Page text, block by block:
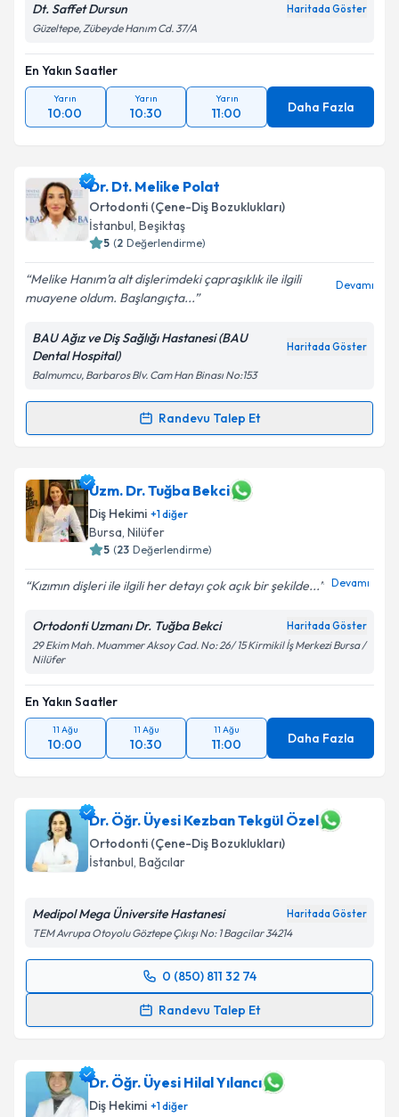
Metni'ni okudum ve kişisel verilerimin belirtilen
kapsamda işlenmesini kabul ediyorum.
Takvim Talebini Gönder
Dt. Saffet Dursun Haritada Göster
Güzeltepe, Zübeyde Hanım Cd. 37/A
En Yakın Saatler
Yarın
10:00
Yarın
10:30
Yarın
11:00 Daha Fazla
Dr. Dt. Melike Polat
Ortodonti (Çene-Diş Bozuklukları)
İstanbul, Beşiktaş
5 (2 Değerlendirme)
Melike Hanım’a alt dişlerimdeki çapraşıklık ile ilgili
muayene oldum. Başlangıçta...
Devamı
BAU Ağız ve Diş Sağlığı Hastanesi (BAU
Dental Hospital)
Haritada Göster
Balmumcu, Barbaros Blv. Cam Han Binası No:153
Randevu Talep Et
Randevu Takvimi Talebi
Dr. Dt. Melike Polatiçin randevu takvimi talebi
oluşturun. Size bu uzmandan randevu almanız için bir
takvim hazırlandığında e-posta ile bilgilendireceğiz.
E-posta Adresiniz
Kişisel verilerimin işlenmesine ilişkinAydınlatma
kapsamda işlenmesini kabul ediyorum.
Takvim Talebini Gönder
Uzm. Dr. Tuğba Bekci
Diş Hekimi +1diğer
Bursa, Nilüfer
5 (23 Değerlendirme)
Kızımın dişleri ile ilgili her detayı çok açık bir şekilde... Devamı
Ortodonti Uzmanı Dr. Tuğba Bekci Haritada Göster
29 Ekim Mah. Muammer Aksoy Cad. No: 26/ 15 Kirmikil İş Merkezi Bursa /
Nilüfer
En Yakın Saatler
11 Ağu
10:00
11 Ağu
10:30
11 Ağu
11:00 Daha Fazla
Dr. Öğr. Üyesi Kezban Tekgül Özel
Ortodonti (Çene-Diş Bozuklukları)
İstanbul, Bağcılar
Medipol Mega Üniversite Hastanesi Haritada Göster
TEM Avrupa Otoyolu Göztepe Çıkışı No: 1 Bagcilar 34214
0 (850) 811 32 74
Randevu Talep Et
Randevu Takvimi Talebi
almanız için bir takvim hazırlandığında e-posta ile
bilgilendireceğiz.
Dr. Öğr. Üyesi Hilal Yılancı
Diş Hekimi +1diğer